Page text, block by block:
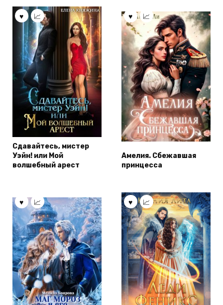
Сдавайтесь, мистер
Уэйн! или Мой
волшебный арест
Амелия. Сбежавшая
принцесса